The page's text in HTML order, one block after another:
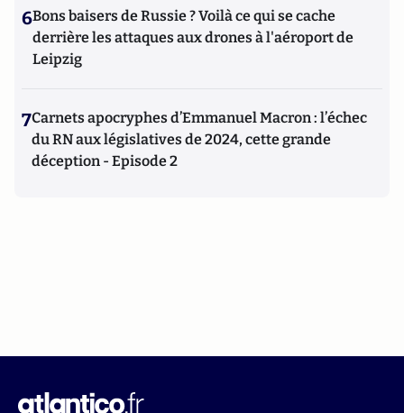
6Bons baisers de Russie ? Voilà ce qui se cache
derrière les attaques aux drones à l'aéroport de
Leipzig
7Carnets apocryphes d’Emmanuel Macron : l’échec
du RN aux législatives de 2024, cette grande
déception - Episode 2